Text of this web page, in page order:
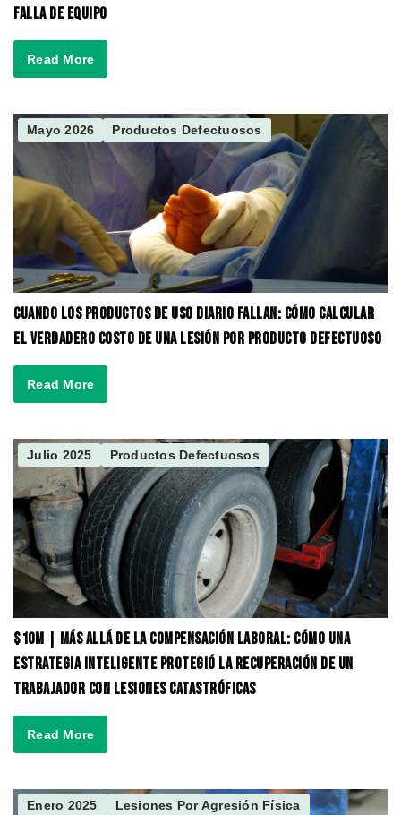
Falla de Equipo
Read More
Mayo 2026 Productos Defectuosos
Cuando los Productos de Uso Diario Fallan: Cómo Calcular
el Verdadero Costo de una Lesión por Producto Defectuoso
Read More
Julio 2025 Productos Defectuosos
$10M | Más Allá de la Compensación Laboral: Cómo una
Estrategia Inteligente Protegió la Recuperación de un
Trabajador con Lesiones Catastróficas
Read More
Enero 2025 Lesiones Por Agresión Física